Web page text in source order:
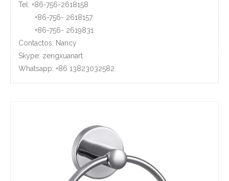
Tel: +86-756-2618158
+86-756- 2618157
+86-756- 2619831
Contactos: Nancy
Skype: zengxuanart
Whatsapp: +86 13823032582